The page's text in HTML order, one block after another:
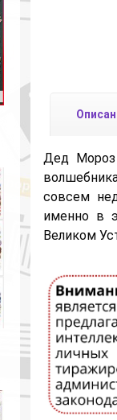
Дед Мороз
совсем
именно в
Великом